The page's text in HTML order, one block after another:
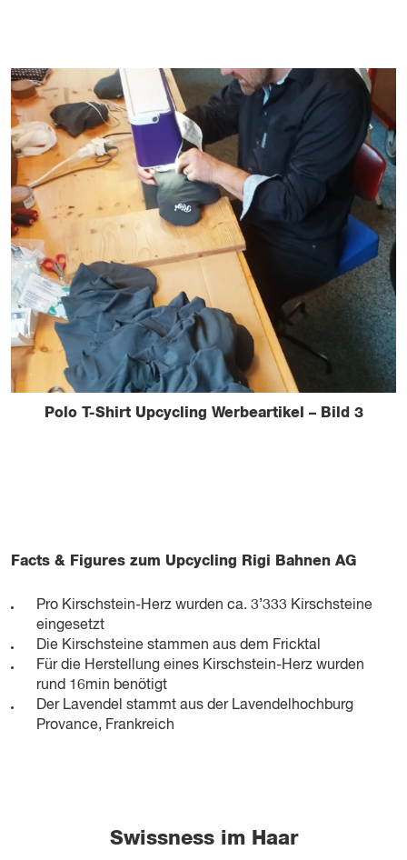
Polo T-Shirt Upcycling Werbeartikel – Bild 3
Facts & Figures zum Upcycling Rigi Bahnen AG
Pro Kirschstein-Herz wurden ca. 3’333 Kirschsteine
eingesetzt
Die Kirschsteine stammen aus dem Fricktal
Für die Herstellung eines Kirschstein-Herz wurden
rund 16min benötigt
Der Lavendel stammt aus der Lavendelhochburg
Provance, Frankreich
Swissness im Haar